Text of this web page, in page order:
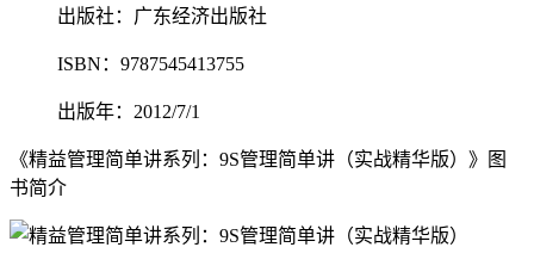
出版社：广东经济出版社
ISBN：9787545413755
出版年：2012/7/1
《精益管理简单讲系列：9S管理简单讲（实战精华版）》图
书简介